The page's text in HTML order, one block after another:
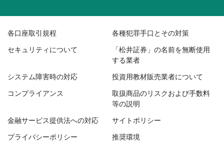
各口座取引規程 各種犯罪手口とその対策
セキュリティについて
「松井証券」の名前を無断使用
する業者
システム障害時の対応 投資用教材販売業者について
コンプライアンス
取扱商品のリスクおよび手数料
等の説明
金融サービス提供法への対応 サイトポリシー
プライバシーポリシー 推奨環境